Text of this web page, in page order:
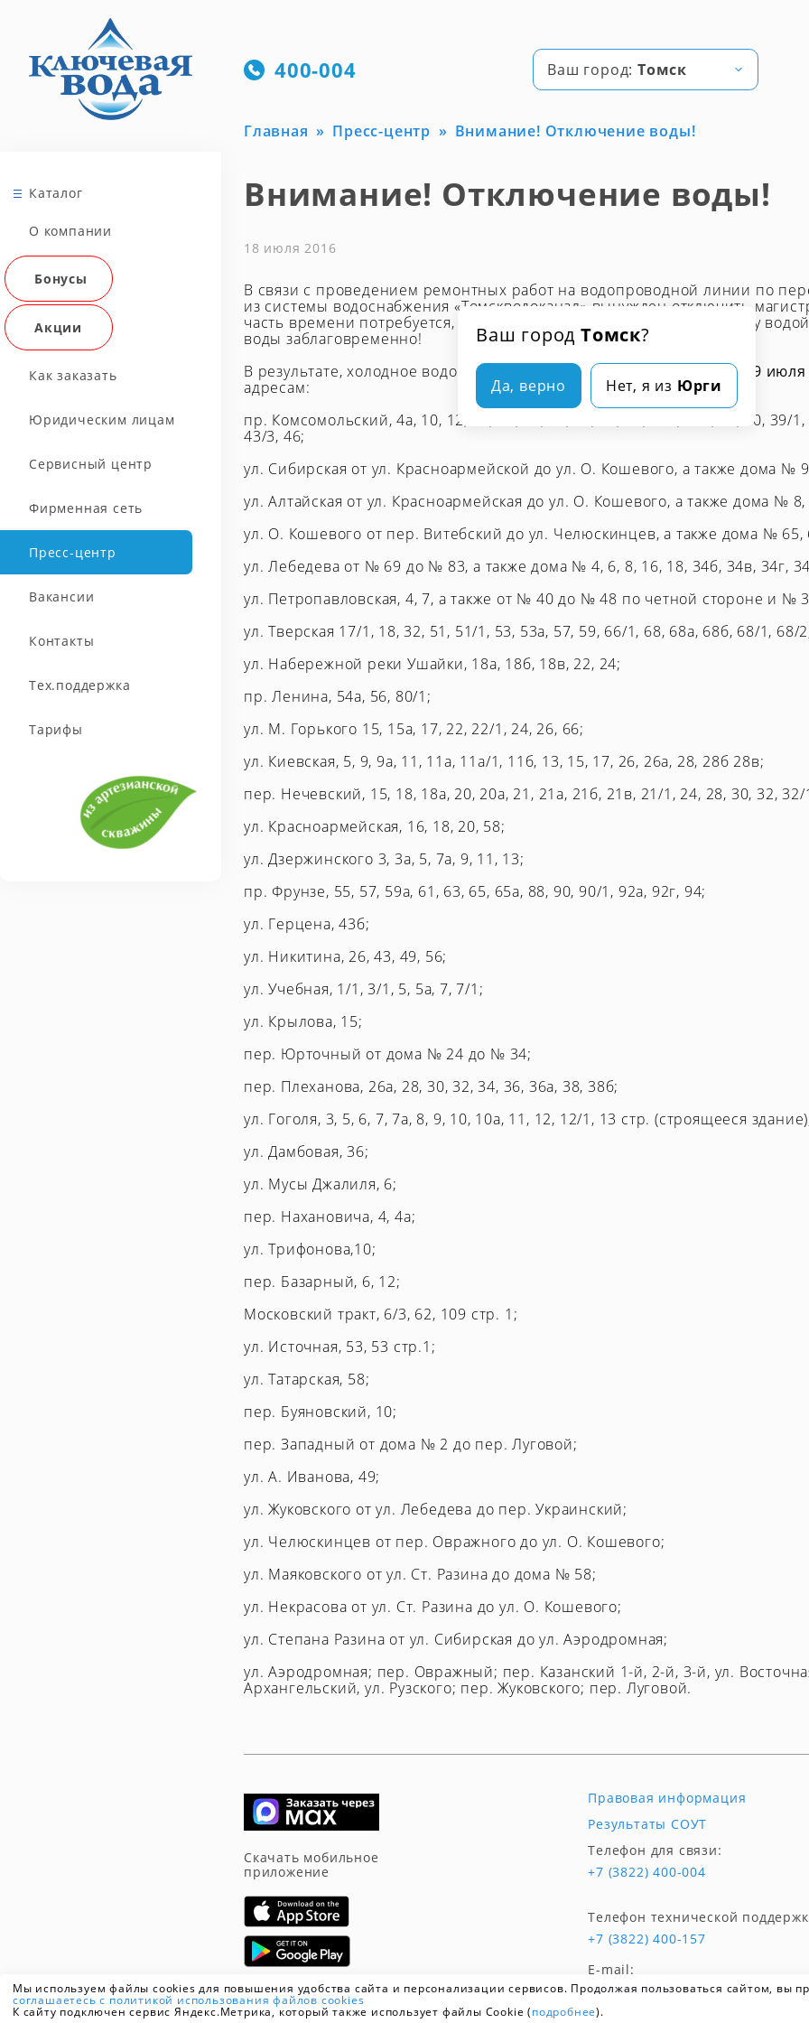
Ваш город Томск?
Да, верно Нет, я из Юрги
Каталог
О компании
Бонусы
Акции
Как заказать
Юридическим лицам
Сервисный центр
Фирменная сеть
Пресс-центр
Вакансии
Контакты
Тех.поддержка
Тарифы
400-004 Ваш город:Томск
Мы используем файлы cookies для повышения удобства сайта и персонализации сервисов. Продолжая пользоваться сайтом, вы
соглашаетесь с политикой использования файлов cookies
К сайту подключен сервис Яндекс.Метрика, который также использует файлы Cookie (подробнее).
Главная Пресс-центр Внимание! Отключение воды!
Внимание! Отключение воды!
18 июля 2016
В связи с проведением ремонтных работ на водопроводной линии по
из системы водоснабжения «Томскводоканал» вынужден отключить
часть времени потребуется, чтобы опорожнить и заполнить систему
воды заблаговременно!
В результате, холодное водоснабжение будет отсутствовать
с 9:30 19
адресам:
пр. Комсомольский, 4а, 10, 12, 14, 18, 20, 32, 34, 36, 37, 37б, 37в, 38, 40, 39/
43/3, 46;
ул. Сибирская от ул. Красноармейской до ул. О. Кошевого, а также дома №
ул. Алтайская от ул. Красноармейская до ул. О. Кошевого, а также дома №
ул. О. Кошевого от пер. Витебский до ул. Челюскинцев, а также дома № 65,
ул. Лебедева от № 69 до № 83, а также дома № 4, 6, 8, 16, 18, 34б, 34в, 34г,
ул. Петропавловская, 4, 7, а также от № 40 до № 48 по четной стороне и №
ул. Тверская 17/1, 18, 32, 51, 51/1, 53, 53а, 57, 59, 66/1, 68, 68а, 68б, 68/1, 68/
ул. Набережной реки Ушайки, 18а, 18б, 18в, 22, 24;
пр. Ленина, 54а, 56, 80/1;
ул. М. Горького 15, 15а, 17, 22, 22/1, 24, 26, 66;
ул. Киевская, 5, 9, 9а, 11, 11а, 11а/1, 11б, 13, 15, 17, 26, 26а, 28, 28б 28в;
пер. Нечевский, 15, 18, 18а, 20, 20а, 21, 21а, 21б, 21в, 21/1, 24, 28, 30, 32, 32/
ул. Красноармейская, 16, 18, 20, 58;
ул. Дзержинского 3, 3а, 5, 7а, 9, 11, 13;
пр. Фрунзе, 55, 57, 59а, 61, 63, 65, 65а, 88, 90, 90/1, 92а, 92г, 94;
ул. Герцена, 43б;
ул. Никитина, 26, 43, 49, 56;
ул. Учебная, 1/1, 3/1, 5, 5а, 7, 7/1;
ул. Крылова, 15;
пер. Юрточный от дома № 24 до № 34;
пер. Плеханова, 26а, 28, 30, 32, 34, 36, 36а, 38, 38б;
ул. Гоголя, 3, 5, 6, 7, 7а, 8, 9, 10, 10а, 11, 12, 12/1, 13 стр. (строящееся
ул. Дамбовая, 36;
ул. Мусы Джалиля, 6;
пер. Нахановича, 4, 4а;
ул. Трифонова,10;
пер. Базарный, 6, 12;
Московский тракт, 6/3, 62, 109 стр. 1;
ул. Источная, 53, 53 стр.1;
ул. Татарская, 58;
пер. Буяновский, 10;
пер. Западный от дома № 2 до пер. Луговой;
ул. А. Иванова, 49;
ул. Жуковского от ул. Лебедева до пер. Украинский;
ул. Челюскинцев от пер. Овражного до ул. О. Кошевого;
ул. Маяковского от ул. Ст. Разина до дома № 58;
ул. Некрасова от ул. Ст. Разина до ул. О. Кошевого;
ул. Степана Разина от ул. Сибирская до ул. Аэродромная;
ул. Аэродромная; пер. Овражный; пер. Казанский 1-й, 2-й, 3-й, ул.
Архангельский, ул. Рузского; пер. Жуковского; пер. Луговой.
Скачать мобильное
приложение
Правовая информация
Результаты СОУТ
Телефон для связи:
+7 (3822) 400-004
Телефон технической
+7 (3822) 400-157
E-mail:
info@vodakl.ru